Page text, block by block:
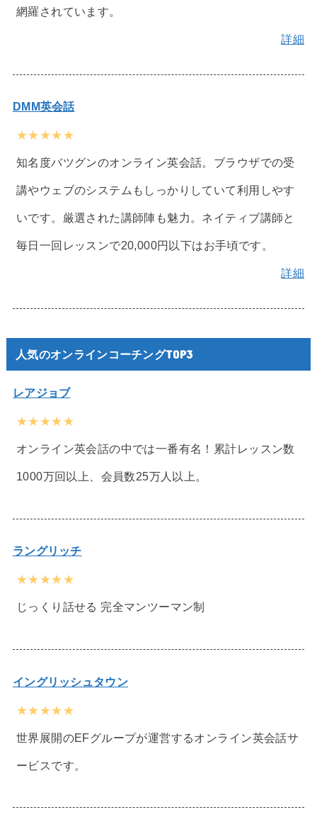
網羅されています。
詳細
DMM英会話
★★★★★
知名度バツグンのオンライン英会話。ブラウザでの受
講やウェブのシステムもしっかりしていて利用しやす
いです。厳選された講師陣も魅力。ネイティブ講師と
毎日一回レッスンで20,000円以下はお手頃です。
詳細
人気のオンラインコーチングTOP3
レアジョブ
★★★★★
オンライン英会話の中では一番有名！累計レッスン数
1000万回以上、会員数25万人以上。
ラングリッチ
★★★★★
じっくり話せる 完全マンツーマン制
イングリッシュタウン
★★★★★
世界展開のEFグループが運営するオンライン英会話サ
ービスです。